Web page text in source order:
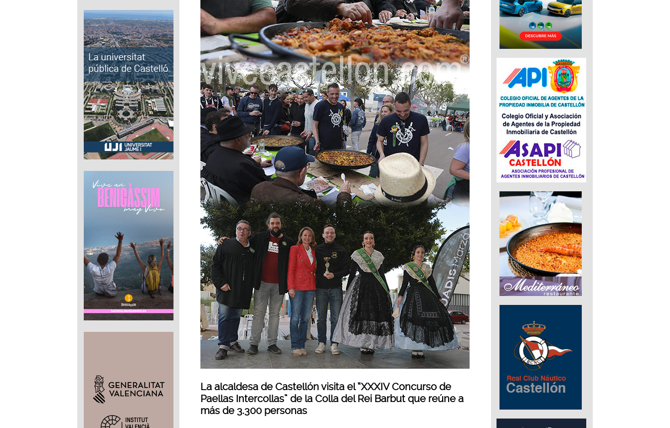
La alcaldesa de Castellón visita el “XXXIV Concurso de
Paellas Intercollas” de la Colla del Rei Barbut que reúne a
más de 3.300 personas